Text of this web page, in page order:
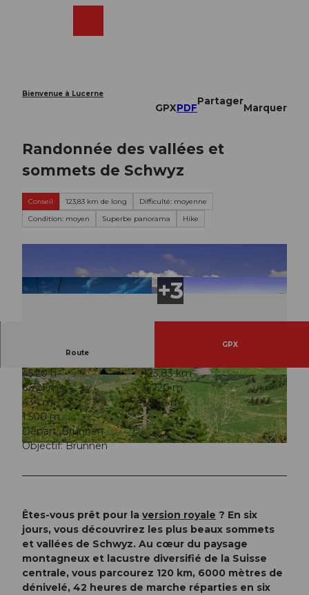
Bienvenue à Lucerne
GPXPDF
Partager
Marquer
Randonnée des vallées et
sommets de Schwyz
Conseil 123,83 km de long
Difficulté: moyenne
Condition: moyen
Superbe panorama Hike
© Schwyzer Wanderwege
© Schwyzer Wanderwege © Schwyzer Wanderwege
Route
GPX
45:20 h
123,83 km
6.721 m
6.720 m
434 m
1.934 m
1.500 m
Départ: Brunnen
Objectif: Brunnen
Êtes-vous prêt pour la version royale ? En six
jours, vous découvrirez les plus beaux sommets
et vallées de Schwyz. Au cœur du paysage
montagneux et lacustre diversifié de la Suisse
centrale, vous parcourez 120 km, 6000 mètres de
dénivelé, 42 heures de marche réparties en six